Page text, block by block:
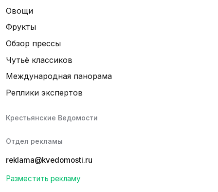
Овощи
Фрукты
Обзор прессы
Чутьё классиков
Международная панорама
Реплики экспертов
Крестьянские Ведомости
Отдел рекламы
reklama@kvedomosti.ru
Разместить рекламу